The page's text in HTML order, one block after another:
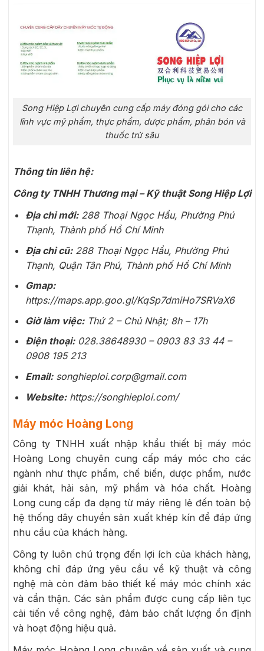
Song Hiệp Lợi chuyên cung cấp máy đóng gói cho các
lĩnh vực mỹ phẩm, thực phẩm, dược phẩm, phân bón và
thuốc trừ sâu
Thông tin liên hệ:
Công ty TNHH Thương mại – Kỹ thuật Song Hiệp Lợi
Địa chỉ mới:288 Thoại Ngọc Hầu, Phường Phú
Thạnh, Thành phố Hồ Chí Minh
Địa chỉ cũ:288 Thoại Ngọc Hầu, Phường Phú
Thạnh, Quận Tân Phú, Thành phố Hồ Chí Minh
Gmap:
https://maps.app.goo.gl/KqSp7dmiHo7SRVaX6
Giờ làm việc:Thứ 2 – Chủ Nhật; 8h – 17h
Điện thoại:028.38648930 – 0903 83 33 44 –
0908 195 213
Email:songhieploi.corp@gmail.com
Website:https://songhieploi.com/
Máy móc Hoàng Long
Công ty TNHH xuất nhập khẩu thiết bị máy móc
Hoàng Long chuyên cung cấp máy móc cho các
ngành như thực phẩm, chế biến, dược phẩm, nước
giải khát, hải sản, mỹ phẩm và hóa chất. Hoàng
Long cung cấp đa dạng từ máy riêng lẻ đến toàn bộ
hệ thống dây chuyền sản xuất khép kín để đáp ứng
nhu cầu của khách hàng.
Công ty luôn chú trọng đến lợi ích của khách hàng,
không chỉ đáp ứng yêu cầu về kỹ thuật và công
nghệ mà còn đảm bảo thiết kế máy móc chính xác
và cẩn thận. Các sản phẩm được cung cấp liên tục
cải tiến về công nghệ, đảm bảo chất lượng ổn định
và hoạt động hiệu quả.